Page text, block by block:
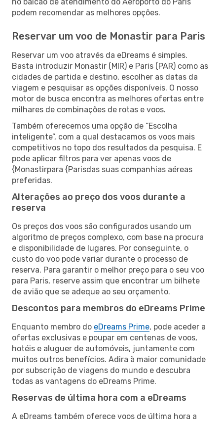
podem recomendar as melhores opções.
Reservar um voo de Monastir para Paris
Reservar um voo através da eDreams é simples.
Basta introduzir Monastir (MIR) e Paris (PAR) como as
cidades de partida e destino, escolher as datas da
viagem e pesquisar as opções disponíveis. O nosso
motor de busca encontra as melhores ofertas entre
milhares de combinações de rotas e voos.
Também oferecemos uma opção de “Escolha
inteligente”, com a qual destacamos os voos mais
competitivos no topo dos resultados da pesquisa. E
pode aplicar filtros para ver apenas voos de
{Monastirpara {Parisdas suas companhias aéreas
preferidas.
Alterações ao preço dos voos durante a
reserva
Os preços dos voos são configurados usando um
algoritmo de preços complexo, com base na procura
e disponibilidade de lugares. Por conseguinte, o
custo do voo pode variar durante o processo de
reserva. Para garantir o melhor preço para o seu voo
para Paris, reserve assim que encontrar um bilhete
de avião que se adeque ao seu orçamento.
Descontos para membros do eDreams Prime
Enquanto membro do eDreams Prime, pode aceder a
ofertas exclusivas e poupar em centenas de voos,
hotéis e aluguer de automóveis, juntamente com
muitos outros benefícios. Adira à maior comunidade
por subscrição de viagens do mundo e descubra
todas as vantagens do eDreams Prime.
Reservas de última hora com a eDreams
A eDreams também oferece voos de última hora a